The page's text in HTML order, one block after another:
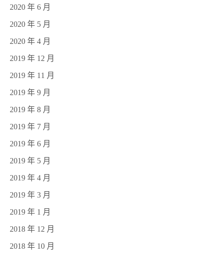
2020 年 6 月
2020 年 5 月
2020 年 4 月
2019 年 12 月
2019 年 11 月
2019 年 9 月
2019 年 8 月
2019 年 7 月
2019 年 6 月
2019 年 5 月
2019 年 4 月
2019 年 3 月
2019 年 1 月
2018 年 12 月
2018 年 10 月